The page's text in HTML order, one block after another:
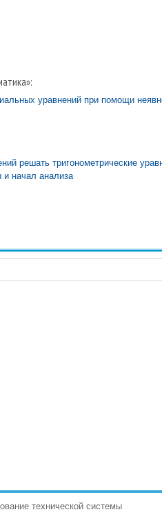
уравнений при помощи
решать тригонометрические
и начал анализа
технической системы